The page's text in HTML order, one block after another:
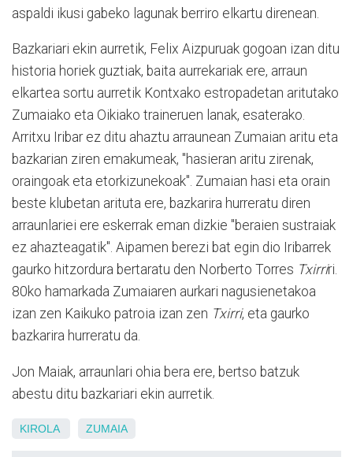
aspaldi ikusi gabeko lagunak berriro elkartu direnean.
Bazkariari ekin aurretik, Felix Aizpuruak gogoan izan ditu
historia horiek guztiak, baita aurrekariak ere, arraun
elkartea sortu aurretik Kontxako estropadetan aritutako
Zumaiako eta Oikiako traineruen lanak, esaterako.
Arritxu Iribar ez ditu ahaztu arraunean Zumaian aritu eta
bazkarian ziren emakumeak, "hasieran aritu zirenak,
oraingoak eta etorkizunekoak". Zumaian hasi eta orain
beste klubetan arituta ere, bazkarira hurreratu diren
arraunlariei ere eskerrak eman dizkie "beraien sustraiak
ez ahazteagatik". Aipamen berezi bat egin dio Iribarrek
gaurko hitzordura bertaratu den Norberto Torres Txirriri.
80ko hamarkada Zumaiaren aurkari nagusienetakoa
izan zen Kaikuko patroia izan zen Txirri, eta gaurko
bazkarira hurreratu da.
Jon Maiak, arraunlari ohia bera ere, bertso batzuk
abestu ditu bazkariari ekin aurretik.
KIROLA ZUMAIA